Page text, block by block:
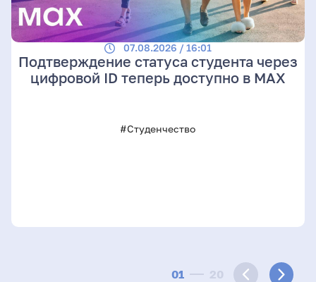
01 20
07.08.2026 / 16:01
Подтверждение статуса студента через
цифровой ID теперь доступно в МАХ
#Студенчество